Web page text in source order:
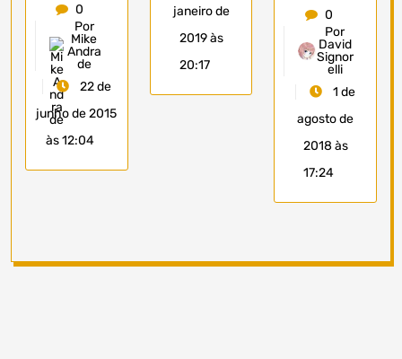
0
Por
Mike
Andra
de
22 de
junho de 2015
às 12:04
janeiro de
2019 às
20:17
0
Por
David
Signor
elli
1 de
agosto de
2018 às
17:24